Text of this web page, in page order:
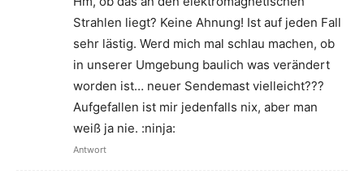
Strahlen liegt? Keine Ahnung! Ist auf jeden Fall
sehr lästig. Werd mich mal schlau machen, ob
in unserer Umgebung baulich was verändert
worden ist… neuer Sendemast vielleicht???
Aufgefallen ist mir jedenfalls nix, aber man
weiß ja nie. :ninja:
Antwort